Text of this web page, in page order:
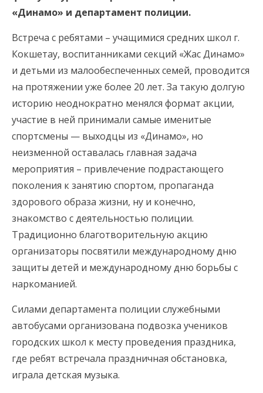
«Динамо» и департамент полиции.
Встреча с ребятами – учащимися средних школ г.
Кокшетау, воспитанниками секций «Жас Динамо»
и детьми из малообеспеченных семей, проводится
на протяжении уже более 20 лет. За такую долгую
историю неоднократно менялся формат акции,
участие в ней принимали самые именитые
спортсмены — выходцы из «Динамо», но
неизменной оставалась главная задача
мероприятия – привлечение подрастающего
поколения к занятию спортом, пропаганда
здорового образа жизни, ну и конечно,
знакомство с деятельностью полиции.
Традиционно благотворительную акцию
организаторы посвятили международному дню
защиты детей и международному дню борьбы с
наркоманией.
Силами департамента полиции служебными
автобусами организована подвозка учеников
городских школ к месту проведения праздника,
где ребят встречала праздничная обстановка,
играла детская музыка.